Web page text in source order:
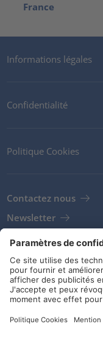
France
Informations légales
Confidentialité
Politique Cookies
Contactez nous
Newsletter
Clients
Fournisseurs
Conditions de stockage
Réseaux sociaux